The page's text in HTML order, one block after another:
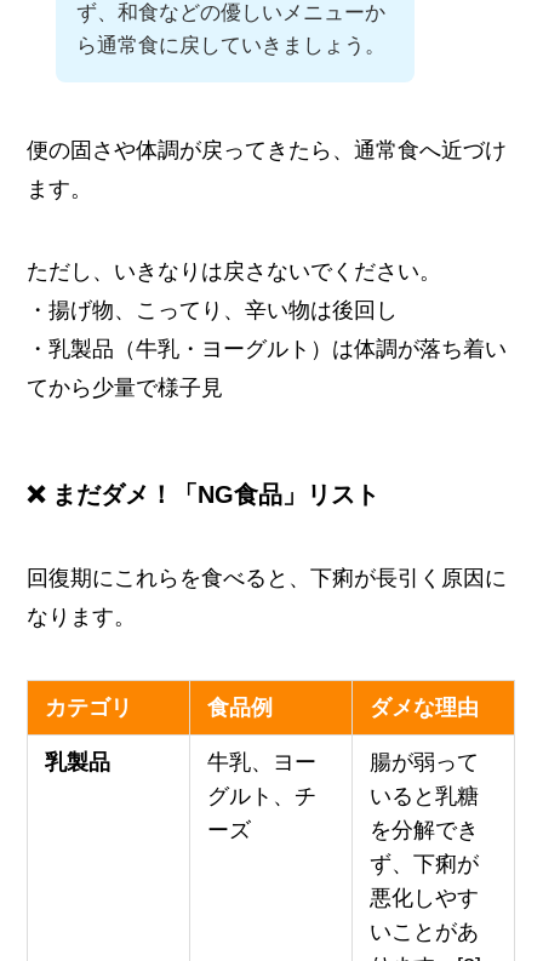
ず、和食などの優しいメニューか
ら通常食に戻していきましょう。
便の固さや体調が戻ってきたら、通常食へ近づけ
ます。
ただし、いきなりは戻さないでください。
・揚げ物、こってり、辛い物は後回し
・乳製品（牛乳・ヨーグルト）は体調が落ち着い
てから少量で様子見
❌ まだダメ！「NG食品」リスト
回復期にこれらを食べると、下痢が長引く原因に
なります。
カテゴリ 食品例 ダメな理由
乳製品
牛乳、ヨー
グルト、チ
ーズ
腸が弱って
いると乳糖
を分解でき
ず、下痢が
悪化しやす
いことがあ